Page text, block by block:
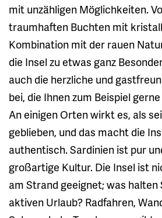
mit unzähligen Möglichkeiten.
traumhaften Buchten mit
Kombination mit der rauen
die Insel zu etwas ganz
auch die herzliche und
bei, die Ihnen zum Beispiel
An einigen Orten wirkt es, als
geblieben, und das macht die
authentisch. Sardinien ist pur
großartige Kultur. Die Insel ist
am Strand geeignet; was halten
aktiven Urlaub? Radfahren,